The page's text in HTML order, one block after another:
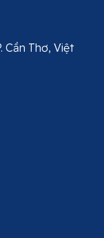
Cần Thơ, Việt